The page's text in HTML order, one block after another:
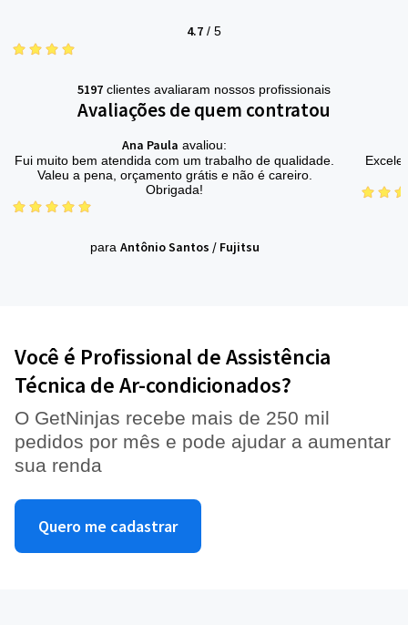
4.7 / 5
5197 clientes avaliaram nossos profissionais
Avaliações de quem contratou
Ana Paula avaliou:
Fui muito bem atendida com um trabalho de qualidade.
Valeu a pena, orçamento grátis e não é careiro.
Obrigada!
para Antônio Santos / Fujitsu
Você é Profissional de Assistência
Técnica de Ar-condicionados?
O GetNinjas recebe mais de 250 mil
pedidos por mês e pode ajudar a aumentar
sua renda
Quero me cadastrar